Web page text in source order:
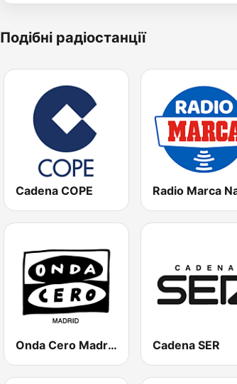
Подібні радіостанції
Cadena COPE
Onda Cero Madrid Cadena SER